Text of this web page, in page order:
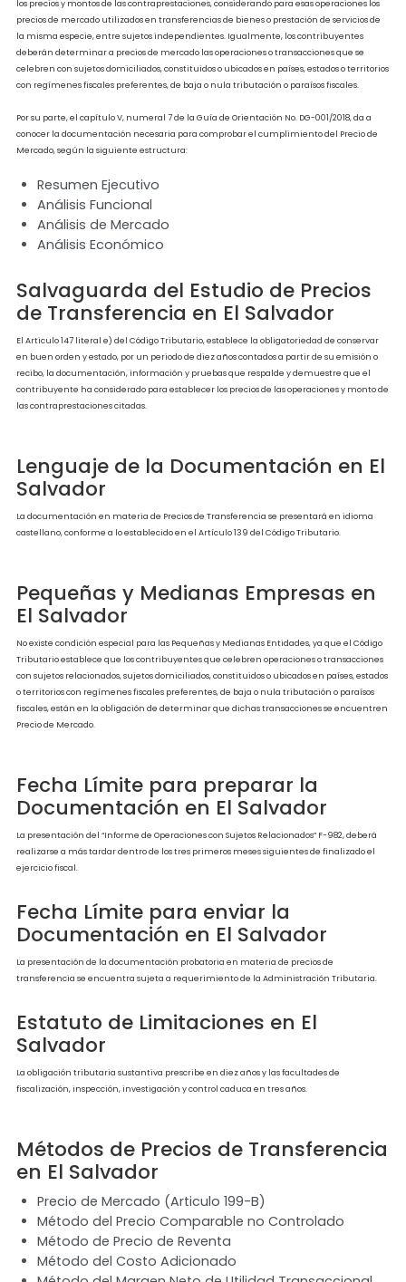
Declaración Informativa en El
Salvador
Los contribuyentes que celebren operaciones con sujetos relacionados o sujetos
domiciliados, constituidos o ubicados en países, estados o territorios con regímenes
fiscal, y tales operaciones ya sea en forma individual o conjunta sean iguales o
superiores a quinientos setenta y un mil cuatrocientos veintinueve Dólares de los
Estados Unidos de América (US$571,429.00), deberán presentar el “Informe de
Operaciones con Sujetos Relacionaos” F-982 por medio del portal web del
Documentación Comprobatoria
(Estudio de Precios de
Transferencia)
El Articulo 62-A del Código Tributario, establece que los contribuyentes que
precios de mercado utilizados en transferencias de bienes o prestación de
la misma especie, entre sujetos independientes. Igualmente, los contribuyentes
celebren con sujetos domiciliados, constituidos o ubicados en países, estados o
con regímenes fiscales preferentes, de baja o nula tributación o paraísos fiscales.
conocer la documentación necesaria para comprobar el cumplimiento del
Mercado, según la siguiente estructura:
Resumen Ejecutivo
Análisis Funcional
Análisis de Mercado
Análisis Económico
de Transferencia en El Salvador
en buen orden y estado, por un periodo de diez años contados a partir de su
recibo, la documentación, información y pruebas que respalde y demuestre que
contribuyente ha considerado para establecer los precios de las operaciones y
Lenguaje de la Documentación en
Salvador
La documentación en materia de Precios de Transferencia se presentará en
castellano, conforme a lo establecido en el Artículo 139 del Código Tributario.
Pequeñas y Medianas Empresas
No existe condición especial para las Pequeñas y Medianas Entidades, ya que el
Tributario establece que los contribuyentes que celebren operaciones o
con sujetos relacionados, sujetos domiciliados, constituidos o ubicados en países,
fiscales, están en la obligación de determinar que dichas transacciones se
Precio de Mercado.